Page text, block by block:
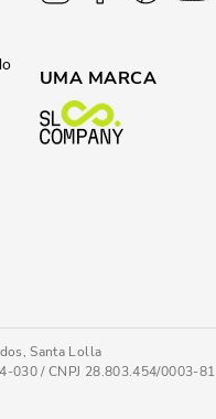
UMA MARCA
Santa Lolla
030 / CNPJ 28.803.454/0003-81